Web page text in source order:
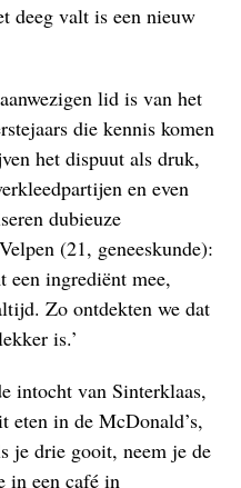
deeg valt is een nieuw
lid is van het
die kennis komen
het dispuut als druk,
en even
dubieuze
(21, geneeskunde):
een ingrediënt mee,
Zo ontdekten we dat
is.’
intocht van Sinterklaas,
eten in de McDonald’s,
je drie gooit, neem je de
in een café in